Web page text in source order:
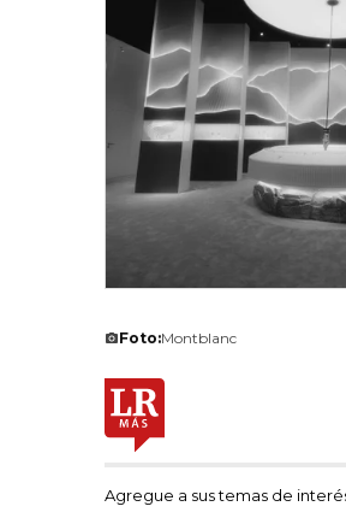
Foto:Montblanc
Agregue a sus temas de